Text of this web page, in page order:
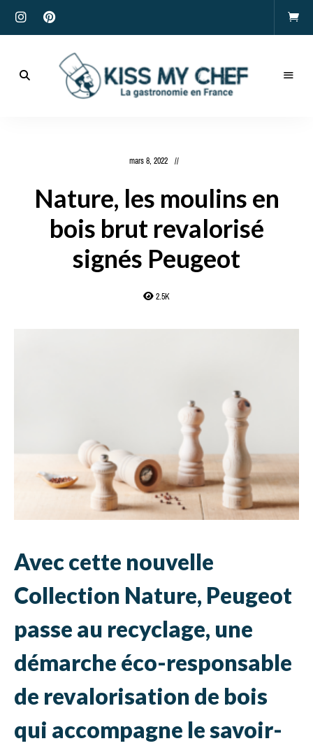
mars 8, 2022
Nature, les moulins en
bois brut revalorisé
signés Peugeot
2.5K
Avec cette nouvelle
Collection Nature, Peugeot
passe au recyclage, une
démarche éco-responsable
de revalorisation de bois
qui accompagne le savoir-